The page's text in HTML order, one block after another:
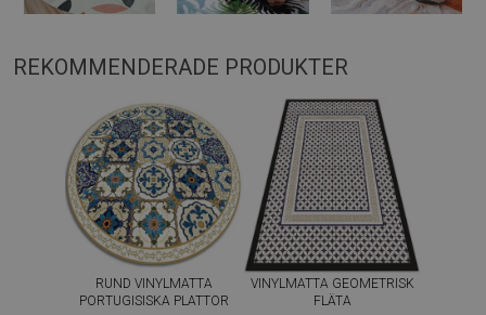
REKOMMENDERADE PRODUKTER
RUND VINYLMATTA
PORTUGISISKA PLATTOR
VINYLMATTA GEOMETRISK
FLÄTA